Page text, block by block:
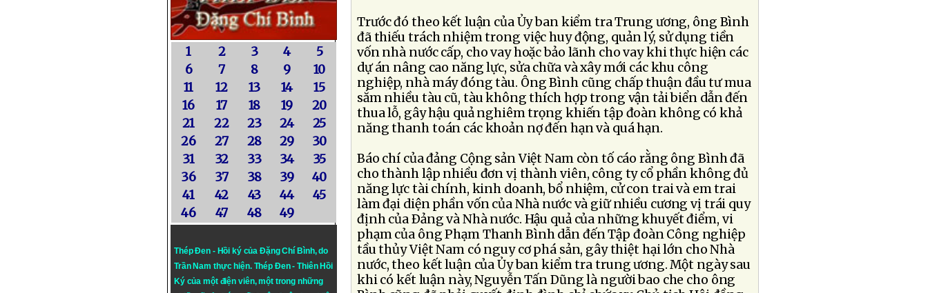
1 2 3 4
5
6
7 8 9
10
11
12 13 14
15
16
17 18 19
20
21
22 23 24
25
26
27 28 29
30
31
32 33 34
35
36
37 38 39
40
41
42 43 44
45
46
47 48 49
Thép Đen - Hồi ký của Đặng Chí Bình, do
Trần Nam thực hiện. Thép Đen- Thiên Hồi
Ký của một điện viên, một trong những
Trước đó theo kết luận của Ủy ban kiểm tra Trung ương, ông Bình
đã thiếu trách nhiệm trong việc huy động, quản lý, sử dụng tiền
vốn nhà nước cấp, cho vay hoặc bảo lãnh cho vay khi thực hiện các
dự án nâng cao năng lực, sửa chữa và xây mới các khu công
nghiệp, nhà máy đóng tàu. Ông Bình cũng chấp thuận đầu tư mua
sắm nhiều tàu cũ, tàu không thích hợp trong vận tải biển dẫn đến
thua lỗ, gây hậu quả nghiêm trọng khiến tập đoàn không có khả
năng thanh toán các khoản nợ đến hạn và quá hạn.
Báo chí của đảng Cộng sản Việt Nam còn tố cáo rằng ông Bình đã
cho thành lập nhiều đơn vị thành viên, công ty cổ phần không đủ
năng lực tài chính, kinh doanh, bổ nhiệm, cử con trai và em trai
làm đại diện phần vốn của Nhà nước và giữ nhiều cương vị trái quy
định của Ðảng và Nhà nước. Hậu quả của những khuyết điểm, vi
phạm của ông Phạm Thanh Bình dẫn đến Tập đoàn Công nghiệp
tầu thủy Việt Nam có nguy cơ phá sản, gây thiệt hại lớn cho Nhà
nước, theo kết luận của Ủy ban kiểm tra trung ương. Một ngày sau
khi có kết luận này, Nguyễn Tấn Dũng là người bao che cho ông